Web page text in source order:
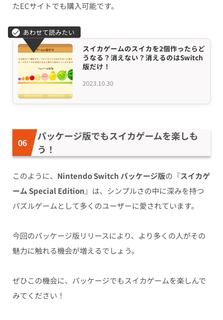
たECサイトでも購入可能です。
2023.10.30
スイカゲームのスイカを2個作ったらど
うなる？消えない？消えるのはSwitch
版だけ！
パッケージ版でもスイカゲームを楽しも
う！
このように、 Nintendo Switch パッケージ版の『スイカゲ
ーム Special Edition』は、シンプルさの中に深みを持つ
パズルゲームとして多くのユーザーに愛されています。
今回のパッケージ版リリースにより、より多くの人がその
魅力に触れる機会が増えるでしょう。
ぜひこの機会に、パッケージでもスイカゲームを楽しんで
みてください！